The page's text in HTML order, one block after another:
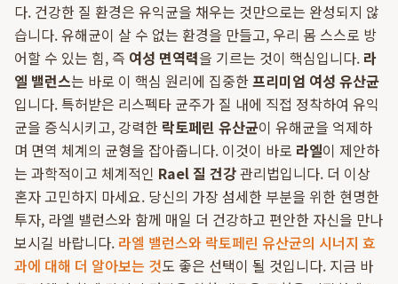
다. 건강한 질 환경은 유익균을 채우는 것만으로는 완성되지 않
습니다. 유해균이 살 수 없는 환경을 만들고, 우리 몸 스스로 방
어할 수 있는 힘, 즉 여성 면역력을 기르는 것이 핵심입니다. 라
엘 밸런스는 바로 이 핵심 원리에 집중한프리미엄 여성 유산균
입니다. 특허받은 리스펙타 균주가 질 내에 직접 정착하여 유익
균을 증식시키고, 강력한 락토페린 유산균이 유해균을 억제하
며 면역 체계의 균형을 잡아줍니다. 이것이 바로 라엘이 제안하
는 과학적이고 체계적인 Rael 질 건강관리법입니다. 더 이상
혼자 고민하지 마세요. 당신의 가장 섬세한 부분을 위한 현명한
투자, 라엘 밸런스와 함께 매일 더 건강하고 편안한 자신을 만나
보시길 바랍니다. 라엘 밸런스와 락토페린 유산균의 시너지 효
과에 대해 더 알아보는 것도 좋은 선택이 될 것입니다. 지금 바